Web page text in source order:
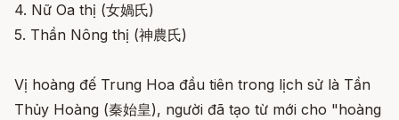
4. Nữ Oa thị (女媧氏)
5. Thần Nông thị (神農氏)
Vị hoàng đế Trung Hoa đầu tiên trong lịch sử là Tần
Thủy Hoàng (秦始皇), người đã tạo từ mới cho "hoàng